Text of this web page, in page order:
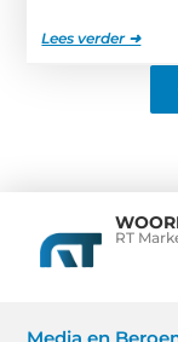
Lees verder ➜
RT